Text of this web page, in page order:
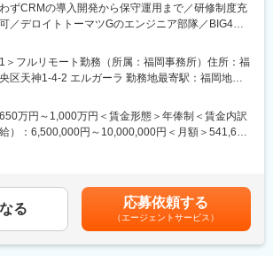
ついて：
期間は概ね2か月程度の手厚い内容となっておりま
その他ソリューション研修
マネージャー研修あり
向け、CRMシステム
ョンツールとMulesoftでの基幹システム連携も含
の継続的改善をDevOpsとして推進。
トッププロジェクトへの参画
等で、保育施設の情報収集や見学予約が行えるほ
園申請や手続き情報サイトに簡単にアクセスでき
ずCRMの導入開発から保守運用まで／研修制度充
／デロイトトーマツGのエンジニア部隊／BIG4グ
トのリーダーとして、顧客のCRM、Marketingに
開発案件において、要件定義～設計～開発～テス
保守の一連の工程をご担当いただきます。
ビス例：
開発,Commerce,その他全
、AEM（Adobe Experience Manager）など
＞フルリモート勤務（所属：福岡事務所）住所：福
区天神1-4-2 エルガーラ 勤務地最寄駅：福岡地下
モート勤務（関東）住所：東京都/千代田区 受動喫煙
面禁煙＜勤務地詳細3＞全国フルリモート勤務（関
阪府大阪市 受動喫煙対策：屋内全面禁煙
万円～1,000万円＜賃金形態＞年俸制＜賃金内訳
）：6,500,000円～10,000,000円＜月額＞541,666
る可能性があります。月給(月額)は固定手当を含めた
る 応募依頼する
（エージェントサービス）